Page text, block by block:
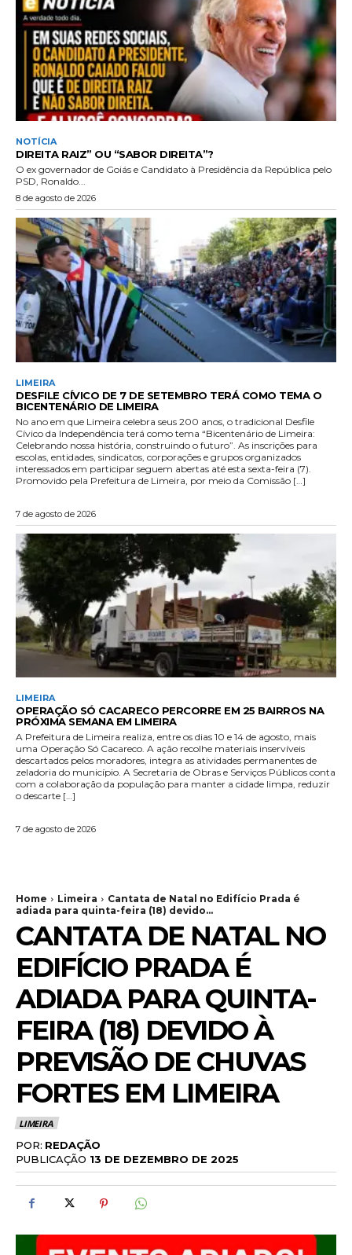
NOTÍCIA
DIREITA RAIZ” OU “SABOR DIREITA”?
O ex governador de Goiás e Candidato à Presidência da República pelo
PSD, Ronaldo...
8 de agosto de 2026
LIMEIRA
DESFILE CÍVICO DE 7 DE SETEMBRO TERÁ COMO TEMA O
BICENTENÁRIO DE LIMEIRA
No ano em que Limeira celebra seus 200 anos, o tradicional Desfile
Cívico da Independência terá como tema “Bicentenário de Limeira:
Celebrando nossa história, construindo o futuro”. As inscrições para
escolas, entidades, sindicatos, corporações e grupos organizados
interessados em participar seguem abertas até esta sexta-feira (7).
Promovido pela Prefeitura de Limeira, por meio da Comissão […]
7 de agosto de 2026
LIMEIRA
OPERAÇÃO SÓ CACARECO PERCORRE EM 25 BAIRROS NA
PRÓXIMA SEMANA EM LIMEIRA
A Prefeitura de Limeira realiza, entre os dias 10 e 14 de agosto, mais
uma Operação Só Cacareco. A ação recolhe materiais inservíveis
descartados pelos moradores, integra as atividades permanentes de
zeladoria do município. A Secretaria de Obras e Serviços Públicos conta
com a colaboração da população para manter a cidade limpa, reduzir
o descarte […]
7 de agosto de 2026